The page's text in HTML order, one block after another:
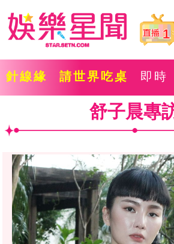
1
針線緣 請世界吃桌 即時
舒子晨專